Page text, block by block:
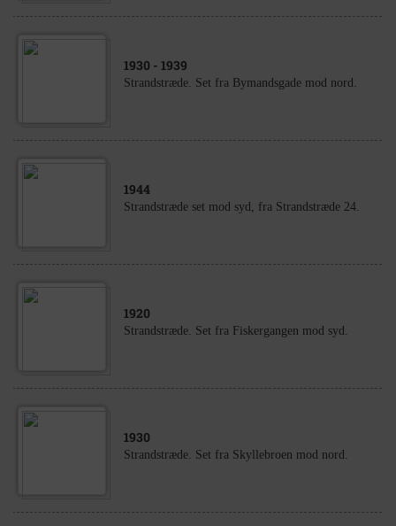
1930 - 1939
Strandstræde. Set fra Bymandsgade mod nord.
1944
Strandstræde set mod syd, fra Strandstræde 24.
1920
Strandstræde. Set fra Fiskergangen mod syd.
1930
Strandstræde. Set fra Skyllebroen mod nord.